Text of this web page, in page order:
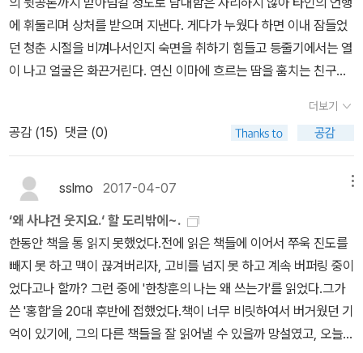
도 모른다. 그래서 세상의 모든 독자는 소설을 통해 한줌 위로를 받는
다. * 알라딘 공식 신간평가단의 투표를 통해 선정된 우수 도서를 출
판사로부터 제공 받아 읽고 쓴 리뷰입니다.
있는 근간이 있어야 섬에서의 일상을 이어갈 수 있을 것 같다. 익명의
도시 생활에 염증을 느끼고 섬에 왔다가 며칠을 보내다 밀려드는 고
독을 달랠 길이 없어 도심으로 회귀하는 이들이 흔하다. 섬으로 들어
시로 나갔다가 섬으로 회귀하는 사람들의 일상성이 갖는 비문학적 삶
하나하나가 문학을 키우는 질료라는 말에 공감하며 경험의 소중함을
일깨운다. 욕 안 듣고 살 수 있는 직업을 생각하던 중 예술가를 떠
올렸던 작가는 그 중에서도 타자를 이해하고 그들의 삶에 관심을 기
울이며 서술하는 소설가를 생각하고는 좋고 감동적인 것을 잘 쓰면
되겠다고 토로했다. 글 쓰는 기교보다는 어떻게 살아야 하는지 궁리
하며 시선을 주변인들에게 돌렸는지도 모른다. 가난과 추위가 시인의
길라잡이 역할을 한 것으로 보이는 유용주는 시로써 자신을 구원하고
자 했던 것을 넘어 상처 입고 살아가는 영혼들을 구원하려 했는지도
모른다. 물질적인 산술적 잣대를 대지 않는 교원대 졸업생을 아내로
맞은 시인의 지난한 삶은 신산함을 넘어선다. 무력감에 젖은 청년에
을 싫어하는 내가 뉴욕의 이야기가 아니라 비릿한 내음이 가득한 거
문도와 여수의 이야기가 더 재미있게 느껴진다. 그들과 똑같은 삶을
살지는 않았지만 그와 비슷한 삶을 살아가는 사람들을 만나고 함께
어우러져 웃고 울며 살아가고 있기 때문은 아닐까... 라는 생각도 해
본다. 몇년 전, 한창훈의 향연이라는 제목을 달고 세상에 나온 책을
았다. 아마도 나는 그런 삶도 있을 수 있는거겠지,라며 한편의 드라마
체험이고 그들의 마음일뿐이라는 방관자와 같은 입장이었다는 것은
그 당시에는 깨닫지도 못했던 것이다. 지금 다시 한창훈의 산문을 읽
어보니 '글을 쓴다는 것은 기교를 부리는 기술의 화려함을 보여주는
것'이 아니라 '삶의 진솔함이 유머와 해학을 담고, 때로는 눈물이 쏙
빠지는 슬픔과 고통을 품고 있는 아름다움이라는 것을 문자로 보여주
는 것'이라는 생각을 하게 된다. 그래, 글이란 정말 진심이 묻어나야
하는 것일거다. 한창훈이라는 작가가 왜 쓰는가에 대한 답을 찾는 것
가장이었던 거다. 그뿐만 아니라 누구라도 그런 우선순위가 정해질
것 같다. 그의 글쓰기의 이유는 이렇게 원고료와 함께 남을 누르고 올
라서는 종자는 되지 말아야겠다는 생각에서 이기도 하다. 주변의 기
쓰는 이유가 된다. 사실 이유야 세다 보면 더 많을지도 모르지만, 그
이유를 감당하는 숫자가 중요하게 들리지는 않는다. 그건 이 산문에
서 그가 말하는 그 섬 이야기를 들을수록 분명해진다. 이상하게도, 소
설을 읽으면 작가는 '소설가'로 보인다. 그런데 소설가가 쓴 산문을 읽
으면 '그냥 한창훈'으로 보인다. 섬사람들과 어우러져 살아가는 모습
에서 섬마을 아저씨 같은 인상을 풍긴다. 그의 글에서 종종 등장하는
섬사람들의 일상과 사연은 그의 글의 배경이나 소재가 되기도 한다.
항구를 기점으로 떠나는 사람들과 섬으로 들어오는 사람들을 보며 그
들 삶의 안녕을 기원하게 된다. 그가 태어난 줄기로 이어진 친척들의
생과 사를 들을 때면 사람 사는 게 다 이런 건가 싶어 애틋하고 서글퍼
지기도 했다. 그가 글로 교류하며 인연 맺어온 문인들과의 에피소드
에 휘둘리며 상처를 받으며 지낸다. 게다가 누웠다 하면 이내 잠들었
던 청춘 시절을 비껴나서인지 숙면을 취하기 힘들고 등줄기에서는 열
이 나고 얼굴은 화끈거린다. 연신 이마에 흐르는 땀을 훔치는 친구에
리고 있다. 이래서 눈에 보이는 현상만으로 일상을 가늠하고 진단하
지 말라고 한 모양이다. 노화의 진행과 더불어 회복탄력성은 떨어지
고 기억력은 가물가물하면서 예전 같지 않다는 말 대신 메모지를 곁
에 두고 산 지 이태가 지났다. 평균 수명이 늘어나 길어진 노년에
건강은 여생을 잘 보낼 수 있느냐를 결정짓는 바로미터로 작용한다.
지인들이 불귀의 객이 되어 이승에서는 다시 볼 수 없는 일들이 늘어
나자 죽음이 멀리 있는 게 아니라 가까이 있음을 깨닫는 시간이 늘어
난다. 타인의 시선보다는 자신의 눈으로 스스로를 들여다보며 솔직해
지는 순간은 그리 흔치 않다. 지나고 보면 역할에 걸맞은 가면을 쓰고
그에 부합하는 행동으로 생각을 유폐하는 시간이 많았다. 속력을 내
며 사느라 방전된 에너지를 불어넣을 때를 놓치고 살던 저자는 길 위
더보기
공감 (15) 댓글 (0)
sslmo 2017-04-07
‘왜 사냐건 웃지요.‘ 할 도리밖에~.
한동안 책을 통 읽지 못했었다.전에 읽은 책들에 이어서 쭈욱 진도를
빼지 못 하고 맥이 끊겨버리자, 고비를 넘지 못 하고 계속 버퍼링 중이
었다고나 할까? 그런 중에 '한창훈의 나는 왜 쓰는가'를 읽었다.그가
쓴 '홍합'을 20대 후반에 접했었다.책이 너무 비릿하여서 버거웠던 기
억이 있기에, 그의 다른 책들을 잘 읽어낼 수 있을까 망설였고, 오늘에